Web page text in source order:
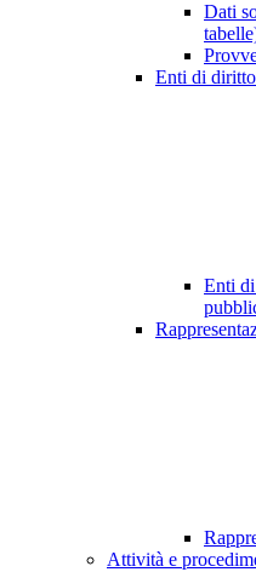
Dati
Enti di
Enti
Attività e